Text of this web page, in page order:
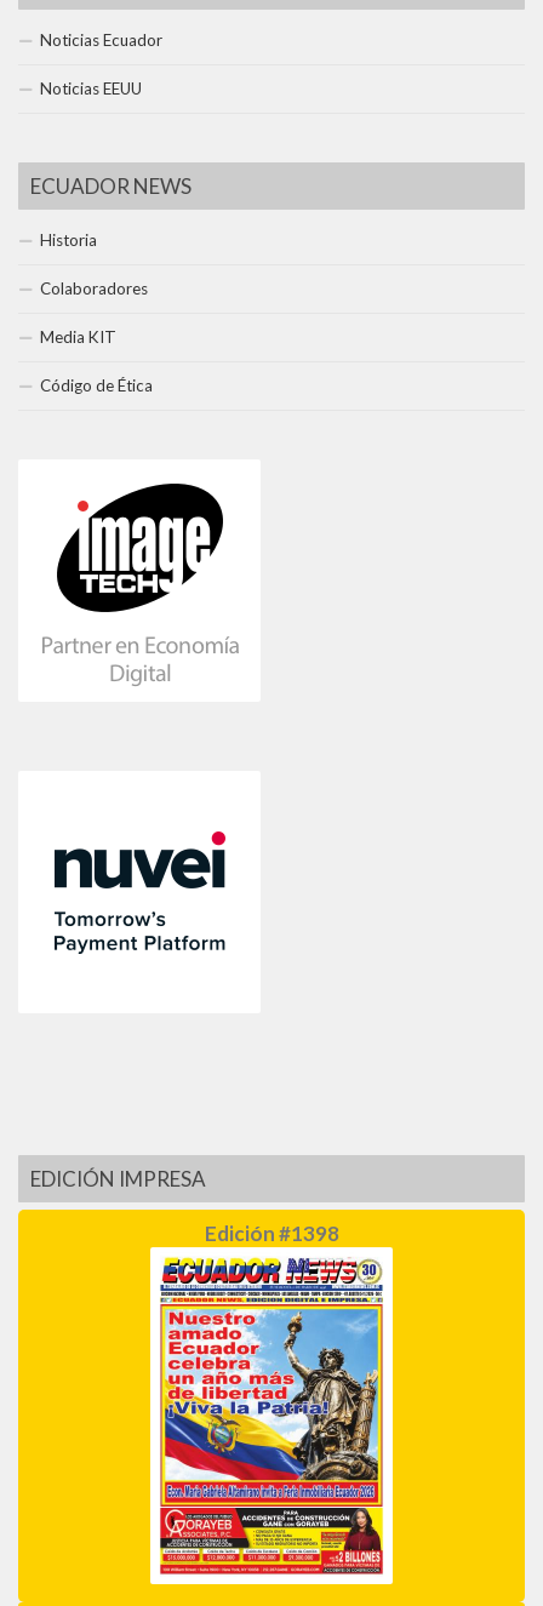
Noticias Ecuador
Noticias EEUU
ECUADOR NEWS
Historia
Colaboradores
Media KIT
Código de Ética
EDICIÓN IMPRESA
Edición #1398